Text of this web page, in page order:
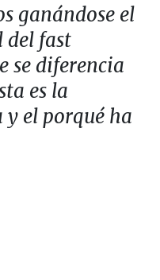
ganándose el
del fast
se diferencia
es la
el porqué ha